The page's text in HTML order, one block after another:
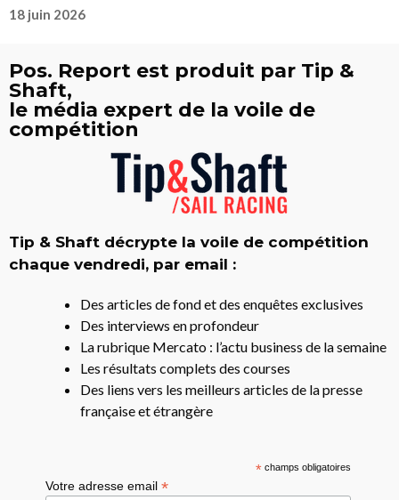
18 juin 2026
Pos. Report est produit par Tip &
Shaft,
le média expert de la voile de
compétition
Tip & Shaft décrypte la voile de compétition
chaque vendredi, par email :
Des articles de fond et des enquêtes exclusives
Des interviews en profondeur
La rubrique Mercato : l’actu business de la semaine
Les résultats complets des courses
Des liens vers les meilleurs articles de la presse
française et étrangère
*champs obligatoires
Votre adresse email*